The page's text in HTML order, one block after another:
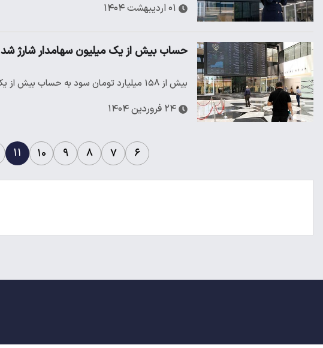
۰۱ اردیبهشت ۱۴۰۴
حساب بیش از یک میلیون سهامدار شارژ شد
بیش از ۱۵۸ میلیارد تومان سود به حساب بیش از یک میلیون سهام‌دار در فروردین ماه واریز شد
۲۴ فروردین ۱۴۰۴
۶ ۷ ۸ ۹ ۱۰ ۱۱